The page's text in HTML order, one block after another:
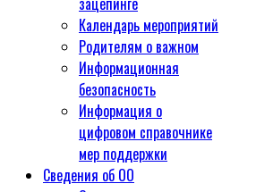
Календарь мероприятий
Родителям о важном
Информационная
безопасность
Информация о
цифровом справочнике
мер поддержки
Сведения об ОО